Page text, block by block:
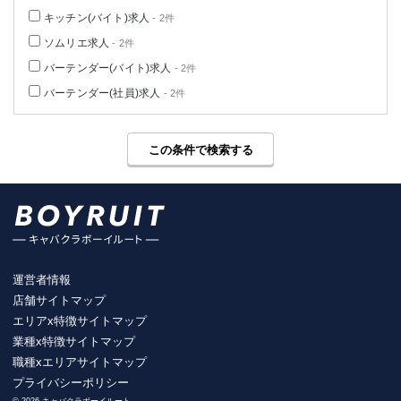
キッチン(バイト)求人 - 2件
ソムリエ求人 - 2件
バーテンダー(バイト)求人 - 2件
バーテンダー(社員)求人 - 2件
この条件で検索する
運営者情報
店舗サイトマップ
エリアx特徴サイトマップ
業種x特徴サイトマップ
職種xエリアサイトマップ
プライバシーポリシー